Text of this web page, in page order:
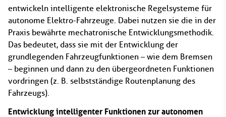
entwickeln intelligente elektronische Regelsysteme für
autonome Elektro-Fahrzeuge. Dabei nutzen sie die in der
Praxis bewährte mechatronische Entwicklungsmethodik.
Das bedeutet, dass sie mit der Entwicklung der
grundlegenden Fahrzeugfunktionen – wie dem Bremsen
– beginnen und dann zu den übergeordneten Funktionen
vordringen (z. B. selbstständige Routenplanung des
Fahrzeugs).
Entwicklung intelligenter Funktionen zur autonomen